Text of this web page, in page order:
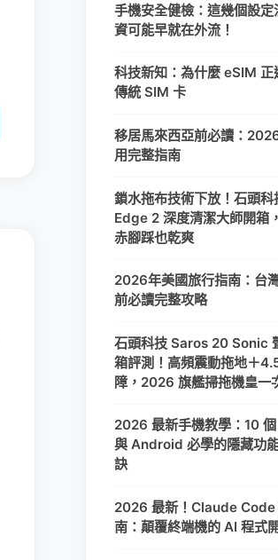
手機安全健檢：這幾個設定
資可能早就在外流！
科技新知：為什麼 eSIM 正
傳統 SIM 卡
移居馬來西亞前必讀：
用完整指南
鎖水拖布技術下放！石頭
Edge 2 深度清潔大師開箱
赤腳踩也乾爽
2026年美國旅行指南：台
前必讀完整攻略
石頭科技 Saros 20 Sonic
箱評測！高頻震動拖地＋
障，2026 旗艦掃拖機皇一
2026 最新手機教學：10
與 Android 必學的隱藏功
訣
2026 最新！Claude Code
南：顛覆終端機的 AI 程式